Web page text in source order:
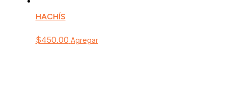
HACHÍS
$450.00 Agregar